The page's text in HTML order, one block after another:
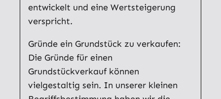
entwickelt und eine Wertsteigerung
verspricht.
Gründe ein Grundstück zu verkaufen:
Die Gründe für einen
Grundstückverkauf können
vielgestaltig sein. In unserer kleinen